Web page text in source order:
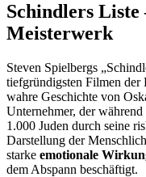
Schindlers Liste
Meisterwerk
Steven Spielbergs
tiefgründigsten Filmen
wahre Geschichte von
Unternehmer, der
1.000 Juden durch seine
Darstellung der
starke emotionale
dem Abspann beschäftigt.